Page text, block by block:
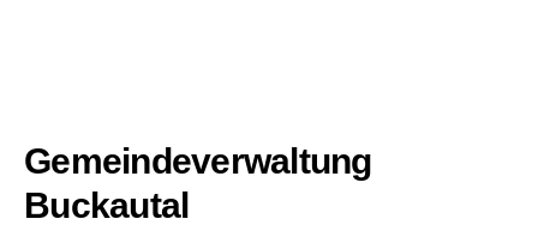
Gemeindeverwaltung
Buckautal